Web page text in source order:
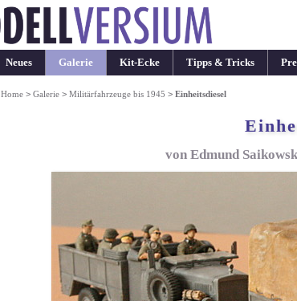
Neues Galerie Kit-Ecke Tipps & Tricks
Home> Galerie> Militärfahrzeuge bis 1945 > Einheitsdiesel
von Edmund